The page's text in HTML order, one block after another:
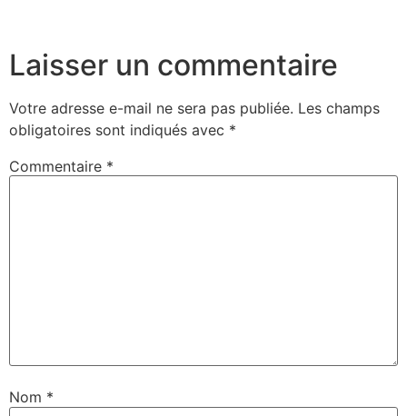
Laisser un commentaire
Votre adresse e-mail ne sera pas publiée. Les champs
obligatoires sont indiqués avec *
Commentaire *
Nom *